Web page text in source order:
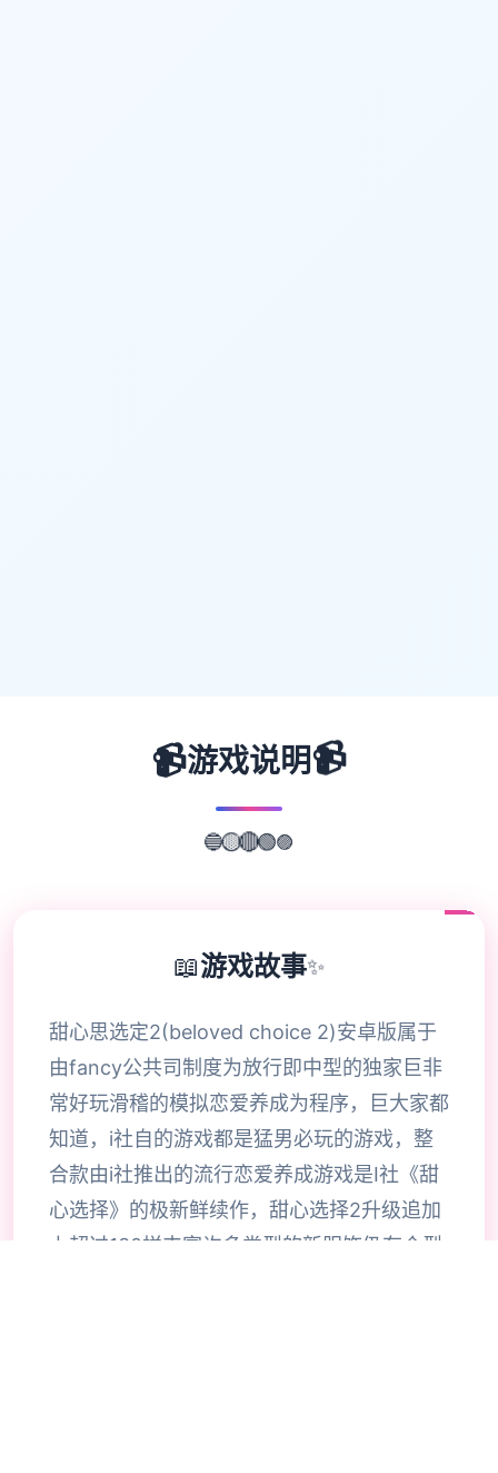
📹游戏说明📹
🔵🟡🔴🟢🟣
📖游戏故事✨
甜心思选定2(beloved choice 2)安卓版属于
由fancy公共司制度为放行即中型的独家巨非
常好玩滑稽的模拟恋爱养成为程序，巨大家都
知道，i社自的游戏都是猛男必玩的游戏，整
合款由i社推出的流行恋爱养成游戏是I社《甜
心选择》的极新鲜续作，甜心选择2升级追加
上超过130样丰富许多类型的新服饰仍有个型